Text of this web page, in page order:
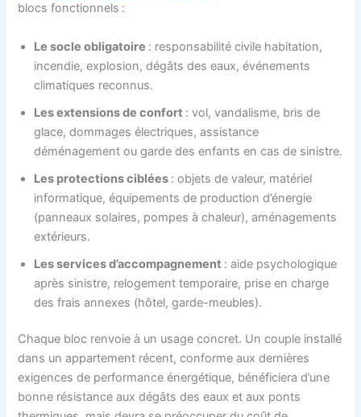
blocs fonctionnels :
Le socle obligatoire : responsabilité civile habitation,
incendie, explosion, dégâts des eaux, événements
climatiques reconnus.
Les extensions de confort : vol, vandalisme, bris de
glace, dommages électriques, assistance
déménagement ou garde des enfants en cas de sinistre.
Les protections ciblées : objets de valeur, matériel
informatique, équipements de production d’énergie
(panneaux solaires, pompes à chaleur), aménagements
extérieurs.
Les services d’accompagnement : aide psychologique
après sinistre, relogement temporaire, prise en charge
des frais annexes (hôtel, garde-meubles).
Chaque bloc renvoie à un usage concret. Un couple installé
dans un appartement récent, conforme aux dernières
exigences de performance énergétique, bénéficiera d’une
bonne résistance aux dégâts des eaux et aux ponts